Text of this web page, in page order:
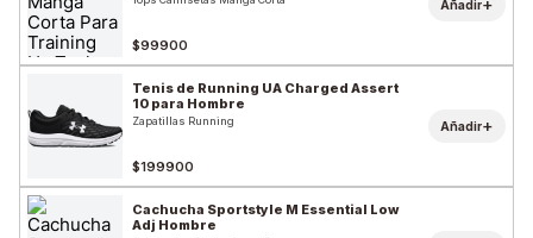
$99900
Añadir+
Tenis de Running UA Charged Assert
10 para Hombre
Zapatillas Running
$199900
Añadir+
Cachucha Sportstyle M Essential Low
Adj Hombre